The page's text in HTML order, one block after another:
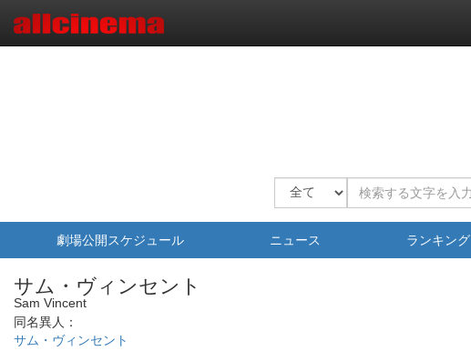
劇場公開スケジュール ニュース ランキング
サム・ヴィンセント
Sam Vincent
同名異人：
サム・ヴィンセント